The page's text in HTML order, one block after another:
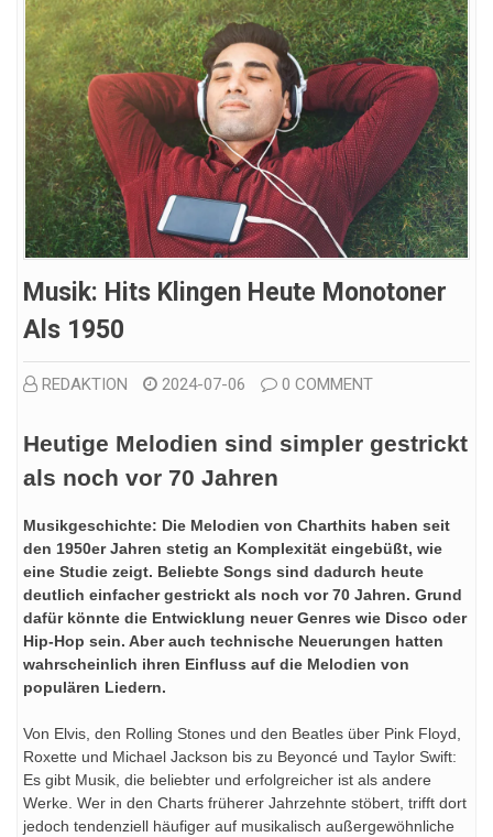
Musik: Hits Klingen Heute Monotoner
Als 1950
REDAKTION 2024-07-06 0 COMMENT
Heutige Melodien sind simpler gestrickt
als noch vor 70 Jahren
Musikgeschichte: Die Melodien von Charthits haben seit
den 1950er Jahren stetig an Komplexität eingebüßt, wie
eine Studie zeigt. Beliebte Songs sind dadurch heute
deutlich einfacher gestrickt als noch vor 70 Jahren. Grund
dafür könnte die Entwicklung neuer Genres wie Disco oder
Hip-Hop sein. Aber auch technische Neuerungen hatten
wahrscheinlich ihren Einfluss auf die Melodien von
populären Liedern.
Von Elvis, den Rolling Stones und den Beatles über Pink Floyd,
Roxette und Michael Jackson bis zu Beyoncé und Taylor Swift:
Es gibt Musik, die beliebter und erfolgreicher ist als andere
Werke. Wer in den Charts früherer Jahrzehnte stöbert, trifft dort
jedoch tendenziell häufiger auf musikalisch außergewöhnliche